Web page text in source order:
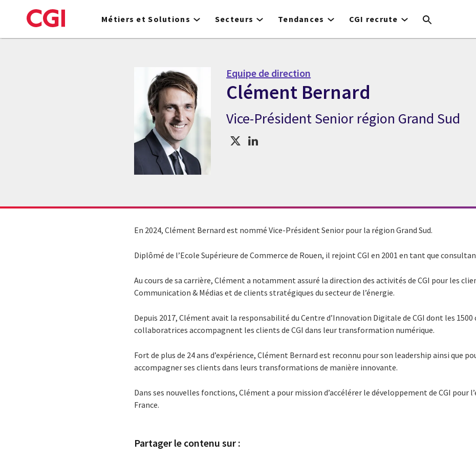
to
Métiers et Solutions Secteurs Tendances CGI recrute
Equipe de direction
Clément Bernard
Expert Clément Bernard
Vice-Président Senior région Grand Sud
En 2024, Clément Bernard est nommé Vice-Président Senior pour la région Grand Sud.
Diplômé de l’Ecole Supérieure de Commerce de Rouen, il rejoint CGI en 2001 en tant que
Au cours de sa carrière, Clément a notamment assuré la direction des activités de CGI pour les
Communication & Médias et de clients stratégiques du secteur de l’énergie.
Depuis 2017, Clément avait la responsabilité du Centre d’Innovation Digitale de CGI dont les
collaboratrices accompagnent les clients de CGI dans leur transformation numérique.
Fort de plus de 24 ans d’expérience, Clément Bernard est reconnu pour son leadership ainsi que
accompagner ses clients dans leurs transformations de manière innovante.
Dans ses nouvelles fonctions, Clément a pour mission d’accélérer le développement de CGI pour
France.
Partager le contenu sur :